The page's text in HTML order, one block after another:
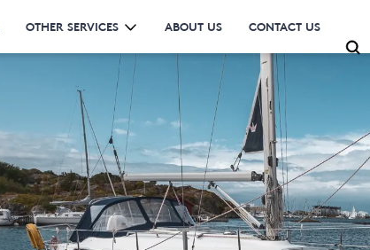
OTHER SERVICES ABOUT US CONTACT US